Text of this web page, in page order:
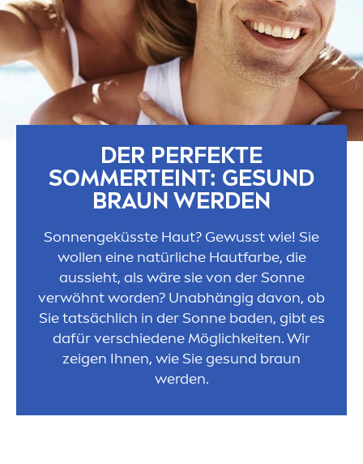
DER PERFEKTE
SOMMERTEINT: GESUND
BRAUN WERDEN
Sonnengeküsste Haut? Gewusst wie! Sie
wollen eine natürliche Hautfarbe, die
aussieht, als wäre sie von der Sonne
verwöhnt worden? Unabhängig davon, ob
Sie tatsächlich in der Sonne baden, gibt es
dafür verschiedene Möglichkeiten. Wir
zeigen Ihnen, wie Sie gesund braun
werden.